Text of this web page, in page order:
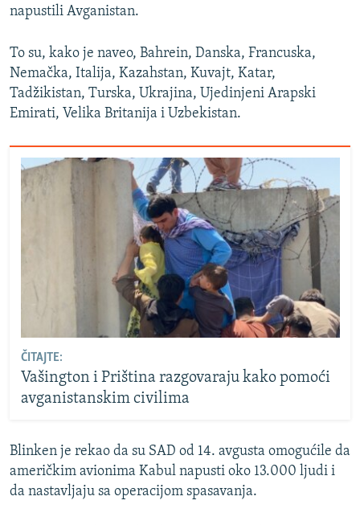
napustili Avganistan.
To su, kako je naveo, Bahrein, Danska, Francuska,
Nemačka, Italija, Kazahstan, Kuvajt, Katar,
Tadžikistan, Turska, Ukrajina, Ujedinjeni Arapski
Emirati, Velika Britanija i Uzbekistan.
ČITAJTE:
Vašington i Priština razgovaraju kako pomoći
avganistanskim civilima
Blinken je rekao da su SAD od 14. avgusta omogućile da
američkim avionima Kabul napusti oko 13.000 ljudi i
da nastavljaju sa operacijom spasavanja.